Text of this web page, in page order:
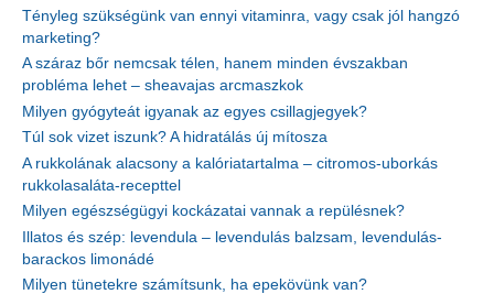
Tényleg szükségünk van ennyi vitaminra, vagy csak jól hangzó
marketing?
A száraz bőr nemcsak télen, hanem minden évszakban
probléma lehet – sheavajas arcmaszkok
Milyen gyógyteát igyanak az egyes csillagjegyek?
Túl sok vizet iszunk? A hidratálás új mítosza
A rukkolának alacsony a kalóriatartalma – citromos-uborkás
rukkolasaláta-recepttel
Milyen egészségügyi kockázatai vannak a repülésnek?
Illatos és szép: levendula – levendulás balzsam, levendulás-
barackos limonádé
Milyen tünetekre számítsunk, ha epekövünk van?